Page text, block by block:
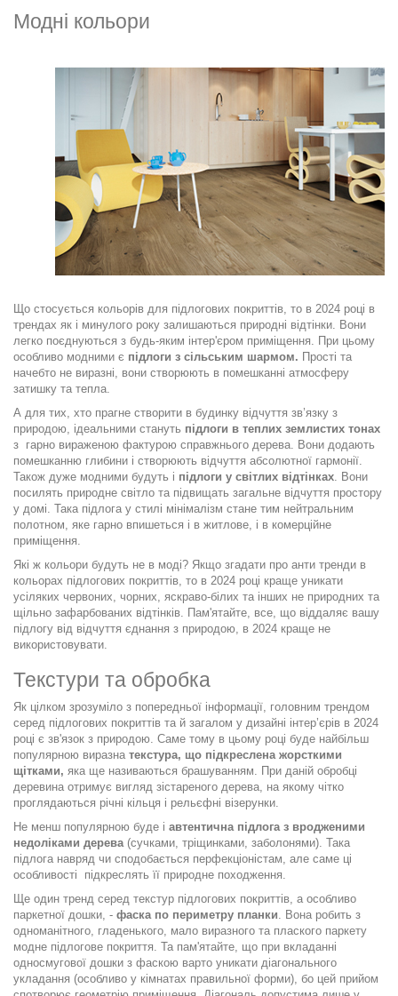
Модні кольори
Що стосується кольорів для підлогових покриттів, то в 2024 році в
трендах як і минулого року залишаються природні відтінки. Вони
легко поєднуються з будь-яким інтер'єром приміщення. При цьому
особливо модними є підлоги з сільським шармом. Прості та
начебто не виразні, вони створюють в помешканні атмосферу
затишку та тепла.
А для тих, хто прагне створити в будинку відчуття зв’язку з
природою, ідеальними стануть підлоги в теплих землистих тонах
з гарно вираженою фактурою справжнього дерева. Вони додають
помешканню глибини і створюють відчуття абсолютної гармонії.
Також дуже модними будуть і підлоги у світлих відтінках. Вони
посилять природне світло та підвищать загальне відчуття простору
у домі. Така підлога у стилі мінімалізм стане тим нейтральним
полотном, яке гарно впишеться і в житлове, і в комерційне
приміщення.
Які ж кольори будуть не в моді? Якщо згадати про анти тренди в
кольорах підлогових покриттів, то в 2024 році краще уникати
усіляких червоних, чорних, яскраво-білих та інших не природних та
щільно зафарбованих відтінків. Пам'ятайте, все, що віддаляє вашу
підлогу від відчуття єднання з природою, в 2024 краще не
використовувати.
Текстури та обробка
Як цілком зрозуміло з попередньої інформації, головним трендом
серед підлогових покриттів та й загалом у дизайні інтер’єрів в 2024
році є зв'язок з природою. Саме тому в цьому році буде найбільш
популярною виразна текстура, що підкреслена жорсткими
щітками, яка ще називаються брашуванням. При даній обробці
деревина отримує вигляд зістареного дерева, на якому чітко
проглядаються річні кільця і рельєфні візерунки.
Не менш популярною буде і автентична підлога з вродженими
недоліками дерева (сучками, тріщинками, заболонями). Така
підлога навряд чи сподобається перфекціоністам, але саме ці
особливості підкреслять її природне походження.
Ще один тренд серед текстур підлогових покриттів, а особливо
паркетної дошки, - фаска по периметру планки. Вона робить з
одноманітного, гладенького, мало виразного та плаского паркету
модне підлогове покриття. Та пам'ятайте, що при вкладанні
односмугової дошки з фаскою варто уникати діагонального
укладання (особливо у кімнатах правильної форми), бо цей прийом